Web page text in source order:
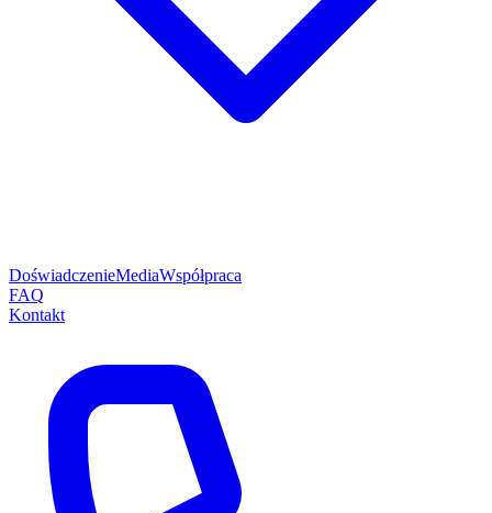
DoświadczenieMediaWspółpraca
FAQ
Kontakt